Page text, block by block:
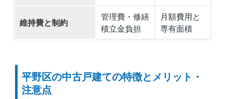
維持費と制約
管理費・修繕
積立金負担
月額費用と
専有面積
平野区の中古戸建ての特徴とメリット・
注意点